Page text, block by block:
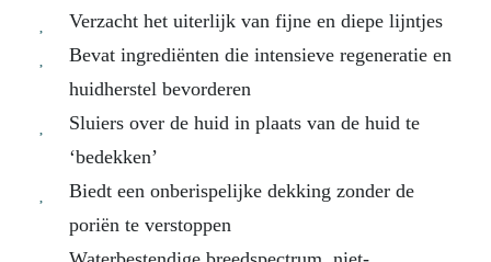
Verzacht het uiterlijk van fijne en diepe lijntjes
Bevat ingrediënten die intensieve regeneratie en
huidherstel bevorderen
Sluiers over de huid in plaats van de huid te
‘bedekken’
Biedt een onberispelijke dekking zonder de
poriën te verstoppen